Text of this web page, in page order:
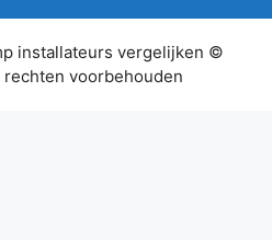
installateurs vergelijken ©
rechten voorbehouden